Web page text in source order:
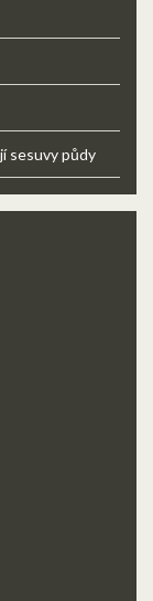
sesuvy půdy